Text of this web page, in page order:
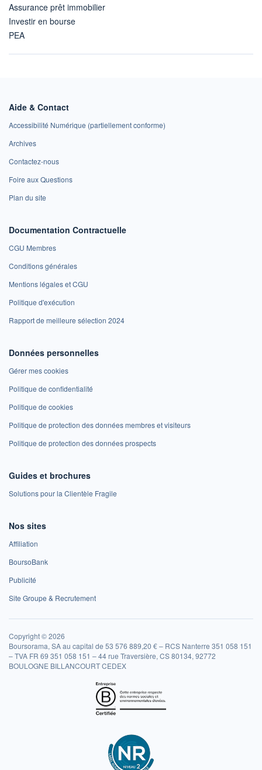
Assurance prêt immobilier
Investir en bourse
PEA
Aide & Contact
Accessibilité Numérique (partiellement conforme)
Archives
Contactez-nous
Foire aux Questions
Plan du site
Documentation Contractuelle
CGU Membres
Conditions générales
Mentions légales et CGU
Politique d'exécution
Rapport de meilleure sélection 2024
Données personnelles
Gérer mes cookies
Politique de confidentialité
Politique de cookies
Politique de protection des données membres et visiteurs
Politique de protection des données prospects
Guides et brochures
Solutions pour la Clientèle Fragile
Nos sites
Affiliation
BoursoBank
Publicité
Site Groupe & Recrutement
Copyright © 2026
Boursorama, SA au capital de 53 576 889,20 € – RCS Nanterre 351 058 151
– TVA FR 69 351 058 151 – 44 rue Traversière, CS 80134, 92772
BOULOGNE BILLANCOURT CEDEX